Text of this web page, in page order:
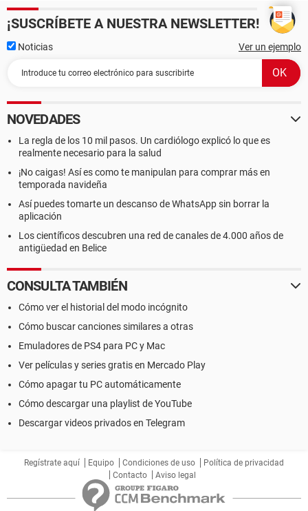
¡SUSCRÍBETE A NUESTRA NEWSLETTER!
Noticias Ver un ejemplo
NOVEDADES
La regla de los 10 mil pasos. Un cardiólogo explicó lo que es
realmente necesario para la salud
¡No caigas! Así es como te manipulan para comprar más en
temporada navideña
Así puedes tomarte un descanso de WhatsApp sin borrar la
aplicación
Los científicos descubren una red de canales de 4.000 años de
antigüedad en Belice
CONSULTA TAMBIÉN
Cómo ver el historial del modo incógnito
Cómo buscar canciones similares a otras
Emuladores de PS4 para PC y Mac
Ver películas y series gratis en Mercado Play
Cómo apagar tu PC automáticamente
Cómo descargar una playlist de YouTube
Descargar videos privados en Telegram
Regístrate aquí Equipo Condiciones de uso
Política de privacidad
Contacto
Aviso legal